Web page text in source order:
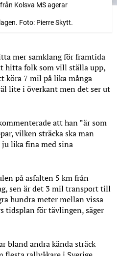
Kolsva MS agerar
Foto: Pierre Skytt.
mer samklang för framtida
hitta folk som vill ställa upp,
köra 7 mil på lika många
lite i överkant men det ser ut
att han ”är som
vilken sträcka ska man
ju lika fina med sina
på asfalten 5 km från
sen är det 3 mil transport till
hundra meter mellan vissa
tidsplan för tävlingen, säger
bland andra kända sträck